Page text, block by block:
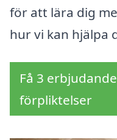
för att lära dig
hur vi kan hjälpa
Få 3
förpliktelser